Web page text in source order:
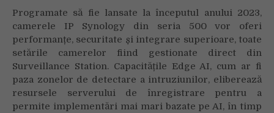
Programate să fie lansate la începutul anului 2023,
camerele IP Synology din seria 500 vor oferi
performanțe, securitate și integrare superioare, toate
setările camerelor fiind gestionate direct din
Surveillance Station. Capacitățile Edge AI, cum ar fi
paza zonelor de detectare a intruziunilor, eliberează
resursele serverului de înregistrare pentru a
permite implementări mai mari bazate pe AI, în timp